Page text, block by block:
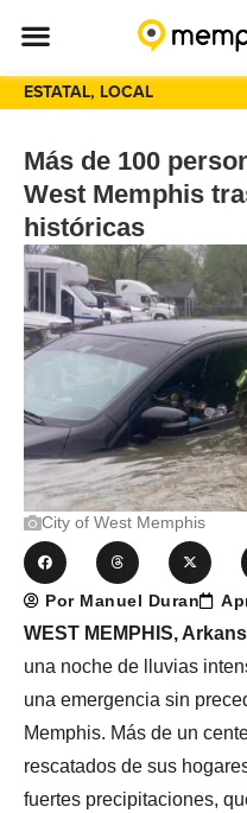
ESTATAL, LOCAL
Más de 100
West Memphis
históricas
City of West Memphis
Por Manuel Duran
WEST MEMPHIS,
una noche de lluvias
una emergencia sin
Memphis. Más de un
rescatados de sus
fuertes precipitaciones,